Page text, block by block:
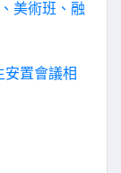
美術班、融
安置會議相